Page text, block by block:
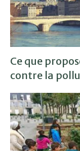
Ce que
contre la